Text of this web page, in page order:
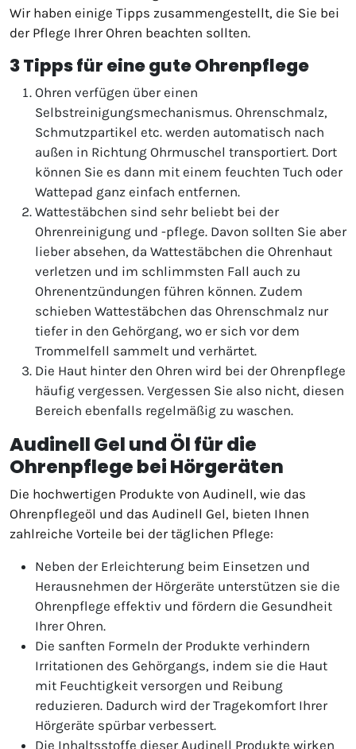
Wir haben einige Tipps zusammengestellt, die Sie bei
der Pflege Ihrer Ohren beachten sollten.
3 Tipps für eine gute Ohrenpflege
Ohren verfügen über einen
Selbstreinigungsmechanismus. Ohrenschmalz,
Schmutzpartikel etc. werden automatisch nach
außen in Richtung Ohrmuschel transportiert. Dort
können Sie es dann mit einem feuchten Tuch oder
Wattepad ganz einfach entfernen.
Wattestäbchen sind sehr beliebt bei der
Ohrenreinigung und -pflege. Davon sollten Sie aber
lieber absehen, da Wattestäbchen die Ohrenhaut
verletzen und im schlimmsten Fall auch zu
Ohrenentzündungen führen können. Zudem
schieben Wattestäbchen das Ohrenschmalz nur
tiefer in den Gehörgang, wo er sich vor dem
Trommelfell sammelt und verhärtet.
Die Haut hinter den Ohren wird bei der Ohrenpflege
häufig vergessen. Vergessen Sie also nicht, diesen
Bereich ebenfalls regelmäßig zu waschen.
Audinell Gel und Öl für die
Ohrenpflege bei Hörgeräten
Die hochwertigen Produkte von Audinell, wie das
Ohrenpflegeöl und das Audinell Gel, bieten Ihnen
zahlreiche Vorteile bei der täglichen Pflege:
Neben der Erleichterung beim Einsetzen und
Herausnehmen der Hörgeräte unterstützen sie die
Ohrenpflege effektiv und fördern die Gesundheit
Ihrer Ohren.
Die sanften Formeln der Produkte verhindern
Irritationen des Gehörgangs, indem sie die Haut
mit Feuchtigkeit versorgen und Reibung
reduzieren. Dadurch wird der Tragekomfort Ihrer
Hörgeräte spürbar verbessert.
Die Inhaltsstoffe dieser Audinell Produkte wirken